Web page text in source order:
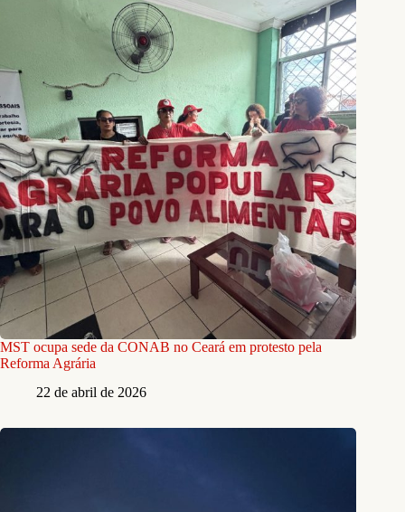
MST ocupa sede da CONAB no Ceará em protesto pela
Reforma Agrária
22 de abril de 2026